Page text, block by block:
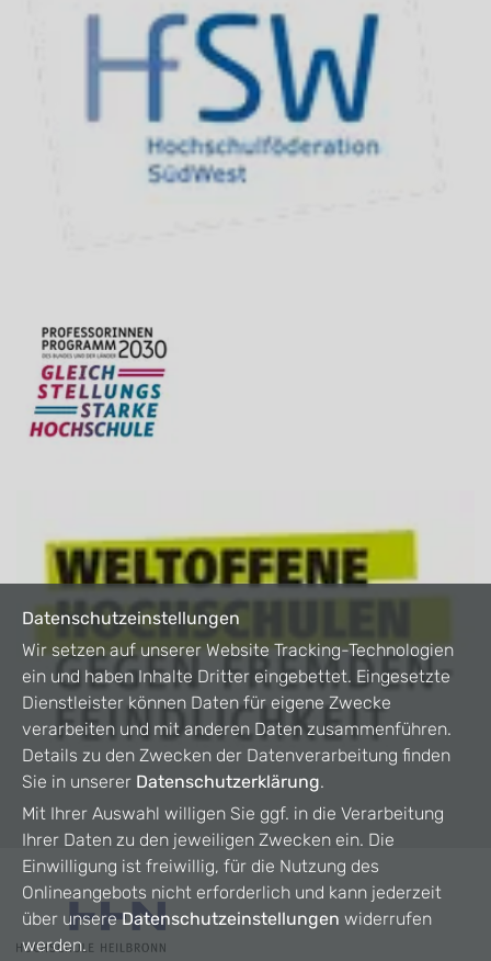
Datenschutzeinstellungen
Wir setzen auf unserer Website Tracking-Technologien
ein und haben Inhalte Dritter eingebettet. Eingesetzte
Dienstleister können Daten für eigene Zwecke
verarbeiten und mit anderen Daten zusammenführen.
Details zu den Zwecken der Datenverarbeitung finden
Sie in unserer Datenschutzerklärung.
Mit Ihrer Auswahl willigen Sie ggf. in die Verarbeitung
Ihrer Daten zu den jeweiligen Zwecken ein. Die
Einwilligung ist freiwillig, für die Nutzung des
Onlineangebots nicht erforderlich und kann jederzeit
über unsereDatenschutzeinstellungen widerrufen
werden.